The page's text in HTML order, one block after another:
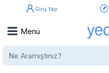
Giriş Yap
Ne